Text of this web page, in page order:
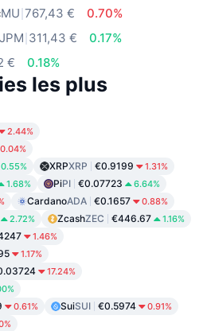
MU 767,43 €
0.70%
JPM 311,43 €
0.17%
€ 0.18%
les plus
2.44%
0.04%
0.55% XRPXRP €0.9199 1.31%
1.68% PiPI €0.07723 6.64%
CardanoADA €0.1657 0.88%
2.72% ZcashZEC €446.67 1.16%
1.46%
1.17%
17.24%
0.61% SuiSUI €0.5974 0.91%